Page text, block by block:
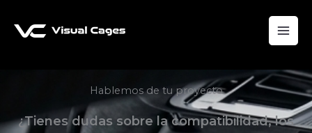
contenido
Hablemos de tu proyecto
¿Tienes dudas sobre la compatibilidad, los